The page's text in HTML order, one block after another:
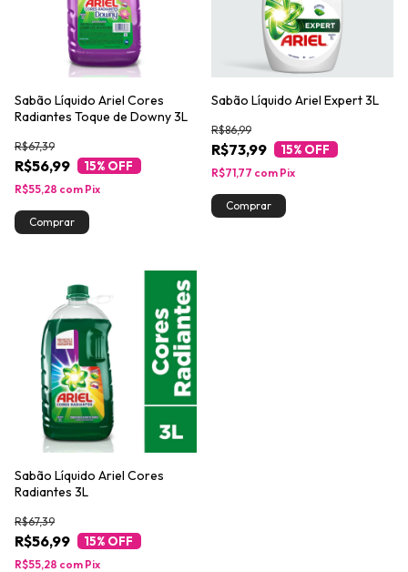
Sabão Líquido Ariel Cores
Radiantes Toque de Downy 3L
R$56,99
R$67,39
15% OFF
R$55,28 com Pix
Sabão Líquido Ariel Expert 3L
R$73,99
R$86,99
15% OFF
R$71,77 com Pix
Sabão Líquido Ariel Cores
Radiantes 3L
R$56,99
R$67,39
15% OFF
R$55,28 com Pix